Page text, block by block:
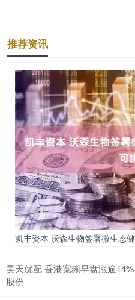
推荐资讯
凯丰资本 沃森生物签署微生态
昊天优配 香港宽频早盘涨逾
股份